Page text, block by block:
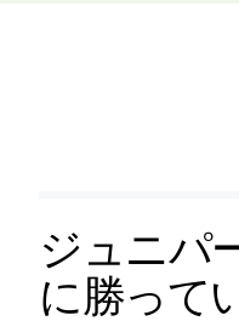
ジュニパ
に勝って